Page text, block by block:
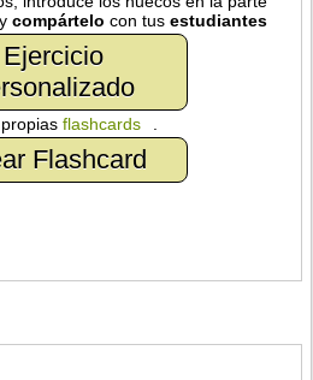
ycompártelo con tusestudiantes
Ejercicio
flashcards
Flashcard